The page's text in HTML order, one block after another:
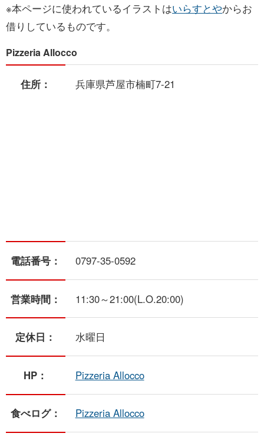
※本ページに使われているイラストはいらすとやからお
借りしているものです。
Pizzeria Allocco
住所： 兵庫県芦屋市楠町7-21
電話番号： 0797-35-0592
営業時間： 11:30～21:00(L.O.20:00)
定休日： 水曜日
HP： Pizzeria Allocco
食べログ： Pizzeria Allocco